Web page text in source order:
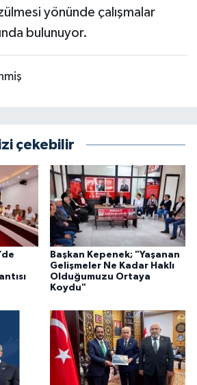
yönünde çalışmalar
bulunuyor.
çekebilir
Başkan Kepenek; "Yaşanan
Gelişmeler Ne Kadar Haklı
Olduğumuzu Ortaya
Koydu"